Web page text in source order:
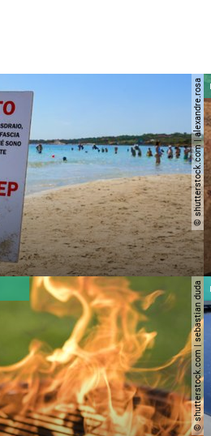
© shutterstock.com | alexandre.rosa
© shutterstock.com | sebastian duda